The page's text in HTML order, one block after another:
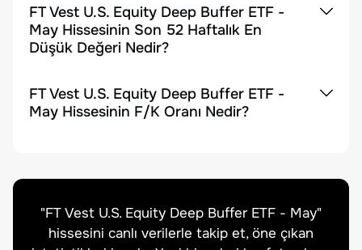
FT Vest U.S. Equity Deep Buffer ETF -
May Hissesinin Son 52 Haftalık En
Düşük Değeri Nedir?
FT Vest U.S. Equity Deep Buffer ETF -
May Hissesinin F/K Oranı Nedir?
"FT Vest U.S. Equity Deep Buffer ETF - May"
hissesini canlı verilerle takip et, öne çıkan